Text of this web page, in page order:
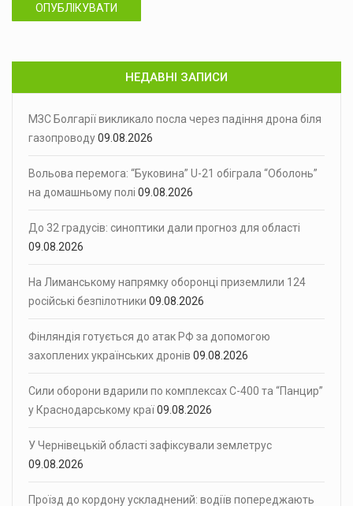
ОПУБЛІКУВАТИ
НЕДАВНІ ЗАПИСИ
МЗС Болгарії викликало посла через падіння дрона біля
газопроводу09.08.2026
Вольова перемога: “Буковина” U-21 обіграла “Оболонь”
на домашньому полі 09.08.2026
До 32 градусів: синоптики дали прогноз для області
09.08.2026
На Лиманському напрямку оборонці приземлили 124
російські безпілотники 09.08.2026
Фінляндія готується до атак РФ за допомогою
захоплених українських дронів 09.08.2026
Сили оборони вдарили по комплексах С-400 та “Панцир”
у Краснодарському краї09.08.2026
У Чернівецькій області зафіксували землетрус
09.08.2026
Проїзд до кордону ускладнений: водіїв попереджають